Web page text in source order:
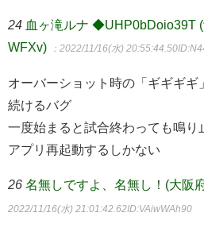
24 血ヶ滝ルナ ◆UHP0bDoio39T (
WFXv)
：2022/11/16(水) 20:55:44.50
オーバーショット時の「ギギギギ
続けるバグ
一度始まると試合終わっても鳴り
アプリ再起動するしかない
26 名無しですよ、名無し！(大阪
2022/11/16(水) 21:01:42.62ID:VAiwWAh90